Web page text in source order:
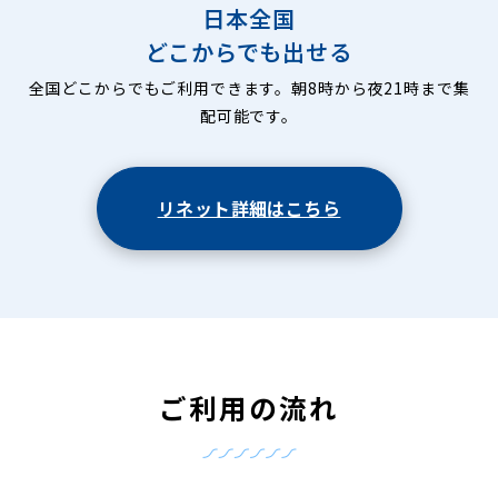
日本全国
どこからでも出せる
全国どこからでもご利用できます。朝8時から夜21時まで集
配可能です。
リネット詳細はこちら
ご利用の流れ